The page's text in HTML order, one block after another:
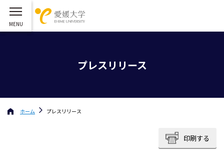
プレスリリース
ホーム プレスリリース
印刷する